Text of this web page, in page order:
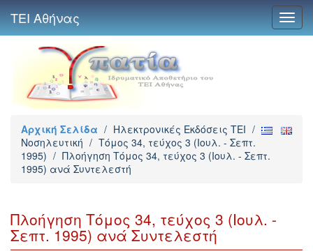
ΤΕΙ Αθήνας
Αρχική Σελίδα / Ηλεκτρονικές Εκδόσεις TEI /
Νοσηλευτική / Τόμος 34, τεύχος 3 (Ιουλ. - Σεπτ.
1995) / Πλοήγηση Τόμος 34, τεύχος 3 (Ιουλ. - Σεπτ.
1995) ανά Συντελεστή
Πλοήγηση Τόμος 34, τεύχος 3 (Ιουλ. -
Σεπτ. 1995) ανά Συντελεστή